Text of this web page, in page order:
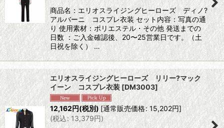
商品名：エリオスライジングヒーローズ ディノ?
アルバーニ コスプレ衣装 セット内容：写真の通
り 使用素材：ポリエステル・その他 発送までの
日数 ：ご入金確認後、20〜25営業日です。（土
日祝を除く） …
エリオスライジングヒーローズ リリー?マック
イーン コスプレ衣装 [DM3003]
12,162円(税別)[通常販売価格: 15,202円]
(税込: 13,379円)